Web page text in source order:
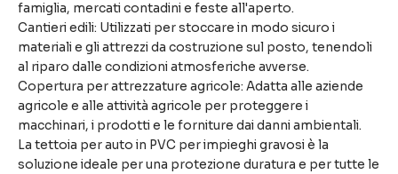
famiglia, mercati contadini e feste all'aperto.
Cantieri edili: Utilizzati per stoccare in modo sicuro i
materiali e gli attrezzi da costruzione sul posto, tenendoli
al riparo dalle condizioni atmosferiche avverse.
Copertura per attrezzature agricole: Adatta alle aziende
agricole e alle attività agricole per proteggere i
macchinari, i prodotti e le forniture dai danni ambientali.
La tettoia per auto in PVC per impieghi gravosi è la
soluzione ideale per una protezione duratura e per tutte le